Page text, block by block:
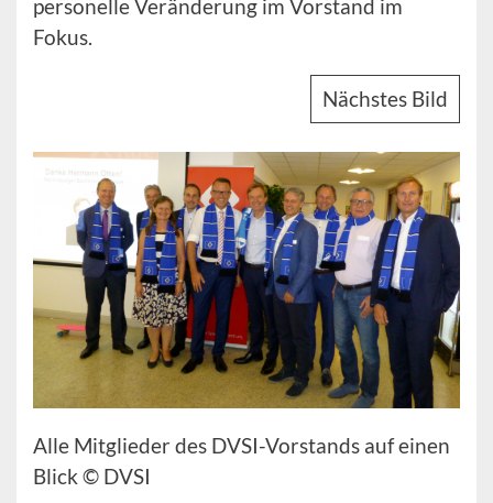
personelle Veränderung im Vorstand im
Fokus.
Nächstes Bild
Alle Mitglieder des DVSI-Vorstands auf einen
Blick © DVSI